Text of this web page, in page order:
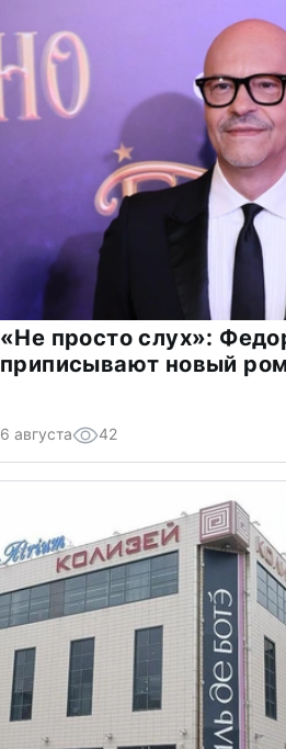
«Не просто слух»:
приписывают новый
6 августа 42